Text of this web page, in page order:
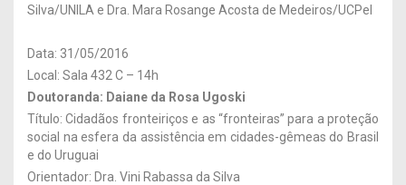
Silva/UNILA e Dra. Mara Rosange Acosta de Medeiros/UCPel
Data: 31/05/2016
Local: Sala 432 C – 14h
Doutoranda: Daiane da Rosa Ugoski
Título: Cidadãos fronteiriços e as “fronteiras” para a proteção
social na esfera da assistência em cidades-gêmeas do Brasil
e do Uruguai
Orientador: Dra. Vini Rabassa da Silva